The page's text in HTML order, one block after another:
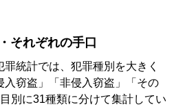
それぞれの手口
統計では、犯罪種別を大きく
入窃盗」「非侵入窃盗」「その
別に31種類に分けて集計してい